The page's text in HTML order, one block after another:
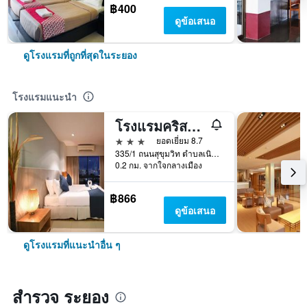
฿400
ดูข้อเสนอ
ดูโรงแรมที่ถูกที่สุดในระยอง
โรงแรมแนะนำ
โรงแรมคริสตัล เจด
3 ดาว
ยอดเยี่ยม 8.7
335/1 ถนนสุขุมวิท ตำบลเนินพระ อำเภอเมืองระยอง จังหวัดระยอง, ระยอง, ประเทศไทย
0.2 กม. จากใจกลางเมือง
฿866
ดูข้อเสนอ
ดูโรงแรมที่แนะนำอื่น ๆ
สำรวจ ระยอง